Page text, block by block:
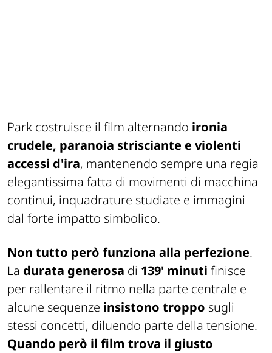
Park costruisce il film alternando ironia
crudele, paranoia strisciante e violenti
accessi d'ira, mantenendo sempre una regia
elegantissima fatta di movimenti di macchina
continui, inquadrature studiate e immagini
dal forte impatto simbolico.
Non tutto però funziona alla perfezione.
La durata generosa di 139' minuti finisce
per rallentare il ritmo nella parte centrale e
alcune sequenze insistono troppo sugli
stessi concetti, diluendo parte della tensione.
Quando però il film trova il giusto